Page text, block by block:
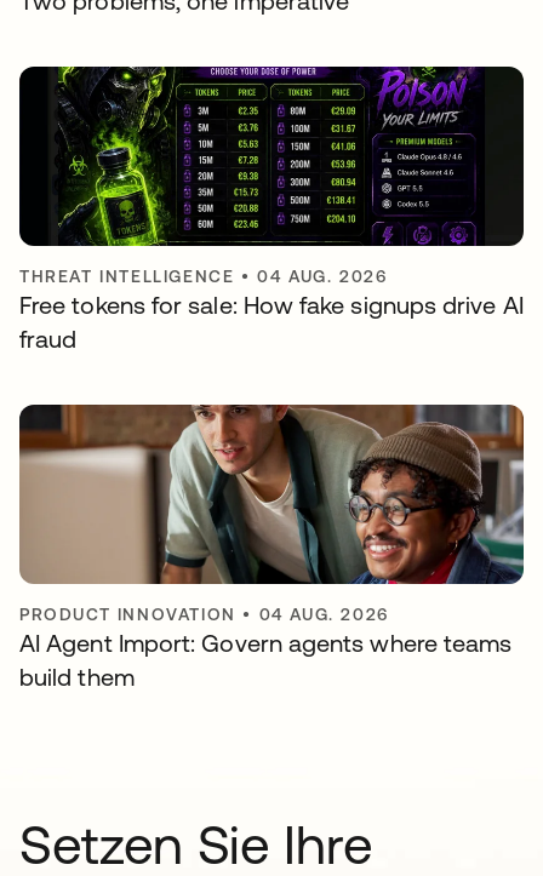
THREAT INTELLIGENCE •04 AUG. 2026
Free tokens for sale: How fake signups drive AI
fraud
PRODUCT INNOVATION • 04 AUG. 2026
AI Agent Import: Govern agents where teams
build them
Setzen Sie Ihre